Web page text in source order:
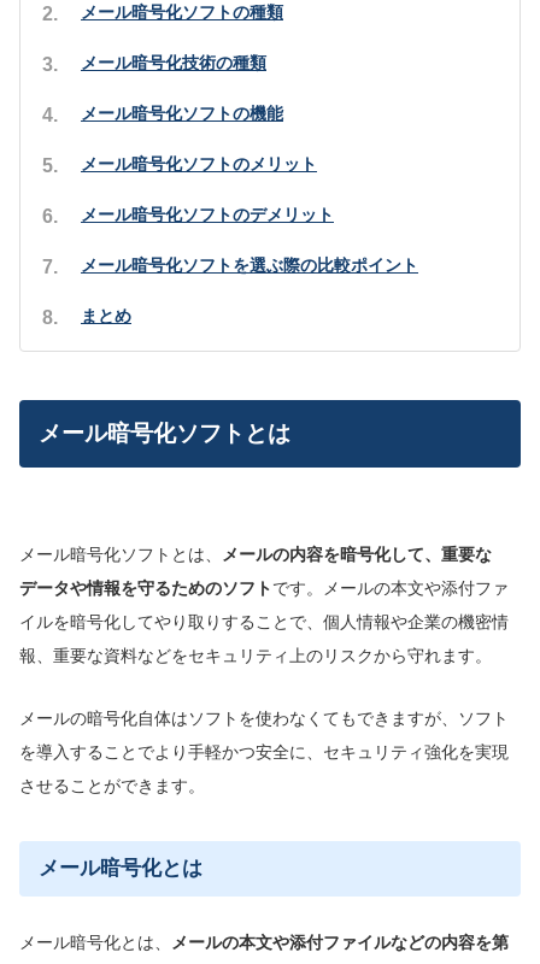
メール暗号化ソフトの種類
メール暗号化技術の種類
メール暗号化ソフトの機能
メール暗号化ソフトのメリット
メール暗号化ソフトのデメリット
メール暗号化ソフトを選ぶ際の比較ポイント
まとめ
メール暗号化ソフトとは
メール暗号化ソフトとは、
メールの内容を暗号化して、重要な
データや情報を守るためのソフトです。メールの本文や添付ファ
イルを暗号化してやり取りすることで、個人情報や企業の機密情
報、重要な資料などをセキュリティ上のリスクから守れます。
メールの暗号化自体はソフトを使わなくてもできますが、ソフト
を導入することでより手軽かつ安全に、セキュリティ強化を実現
させることができます。
メール暗号化とは
メール暗号化とは、
メールの本文や添付ファイルなどの内容を第